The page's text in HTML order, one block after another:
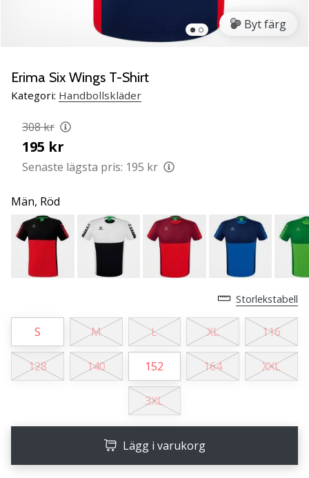
PUMA
NITRO
5
handbollsskorna!
Upptäck
tekniska
uppdateringarna
och
ta
på
25. 11. 2024
•
1 min. läsning
Brand
of
Byt färg
Erima Six Wings T-Shirt
Kategori: Handbollskläder
308 kr
195 kr
Senaste lägsta pris: 195 kr
Män, Röd
Storlekstabell
S M L XL 116
128 140 152 164 XXL
3XL
Lägg i varukorg